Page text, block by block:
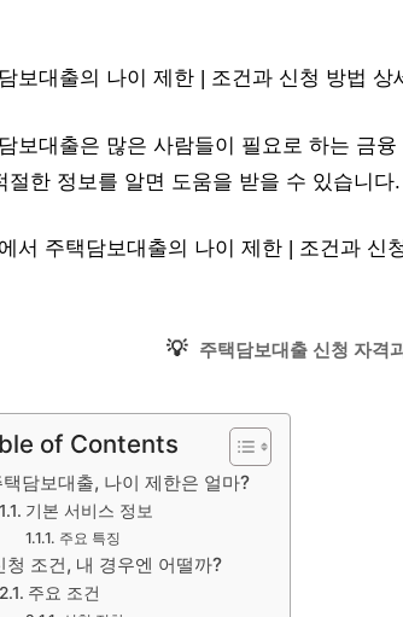
보대출의 나이 제한 | 조건과 신청 방법
보대출은 많은 사람들이 필요로 하는 금
절한 정보를 알면 도움을 받을 수 있습니다.
서 주택담보대출의 나이 제한 | 조건과 신
💡 주택담보대출 신청 자격
of Contents
택담보대출, 나이 제한은 얼마?
기본 서비스 정보
주요 특징
청 조건, 내 경우엔 어떨까?
주요 조건